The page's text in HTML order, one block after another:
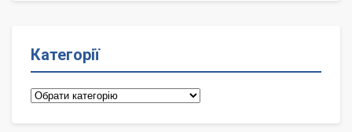
Категорії
Категорії